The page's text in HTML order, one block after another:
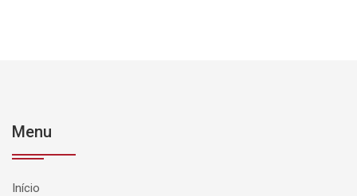
Menu
Início